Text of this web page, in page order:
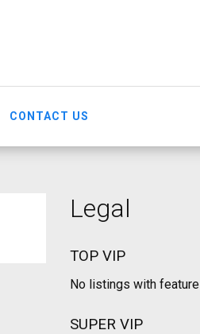
CONTACT US
Legal
TOP VIP
No listings with feature
SUPER VIP